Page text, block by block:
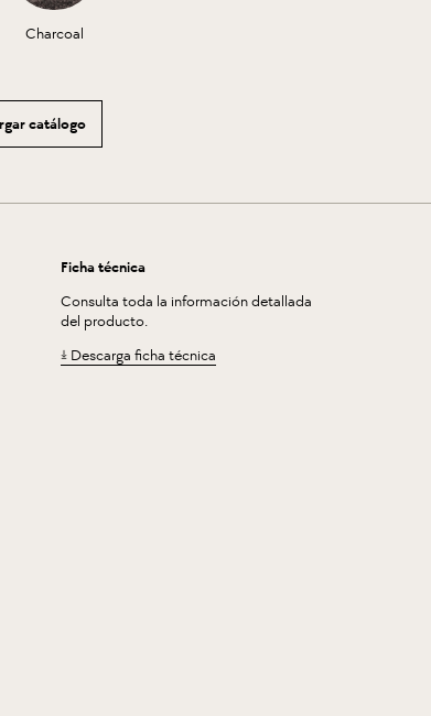
Charcoal
catálogo
Ficha técnica
Consulta toda la información detallada
del producto.
Descarga ficha técnica